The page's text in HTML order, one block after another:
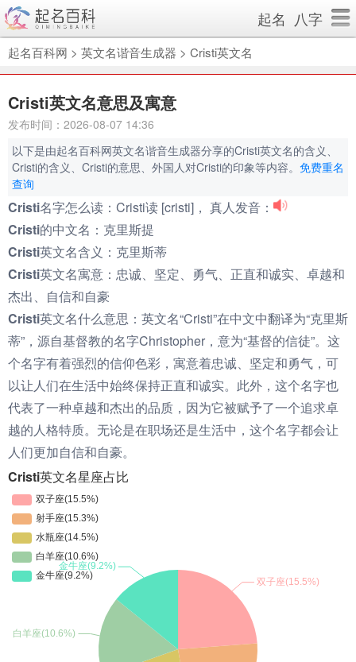
起名 八字
起名百科网 > 英文名谐音生成器 > Cristi英文名
Cristi英文名意思及寓意
发布时间：2026-08-07 14:36
以下是由起名百科网英文名谐音生成器分享的Cristi英文名的含义、
Cristi的含义、Cristi的意思、外国人对Cristi的印象等内容。 免费重名
查询
Cristi名字怎么读： Cristi读 [cristi]， 真人发音：
Cristi的中文名： 克里斯提
Cristi英文名含义： 克里斯蒂
Cristi英文名寓意： 忠诚、坚定、勇气、正直和诚实、卓越和
杰出、自信和自豪
Cristi英文名什么意思： 英文名“Cristi”在中文中翻译为“克里斯
蒂”，源自基督教的名字Christopher，意为“基督的信徒”。这
个名字有着强烈的信仰色彩，寓意着忠诚、坚定和勇气，可
以让人们在生活中始终保持正直和诚实。此外，这个名字也
代表了一种卓越和杰出的品质，因为它被赋予了一个追求卓
越的人格特质。无论是在职场还是生活中，这个名字都会让
人们更加自信和自豪。
Cristi英文名星座占比